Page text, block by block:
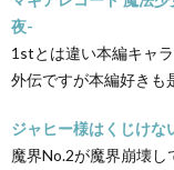
夜-
1stとは違い本編キャ
外伝ですが本編好きも
ジャヒー様はくじけな
魔界No.2が魔界崩壊